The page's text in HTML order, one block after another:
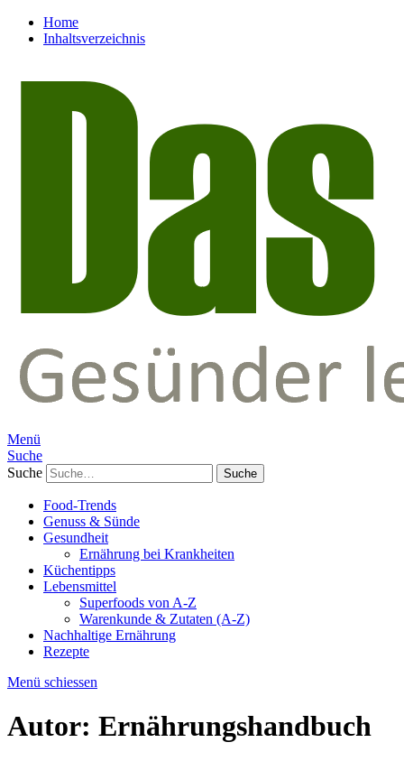
Home
Inhaltsverzeichnis
Menü
Suche
Suche
Food-Trends
Genuss & Sünde
Gesundheit
Ernährung bei Krankheiten
Küchentipps
Lebensmittel
Superfoods von A-Z
Warenkunde & Zutaten (A-Z)
Nachhaltige Ernährung
Rezepte
Menü schiessen
Autor: Ernährungshandbuch